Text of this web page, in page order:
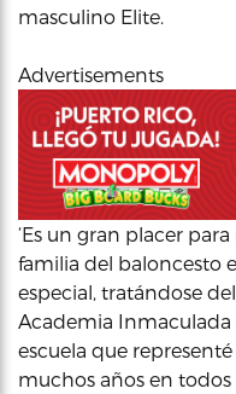
masculino Elite.
Advertisements
‘Es un gran placer
familia del baloncesto
especial, tratándose
Academia Inmaculada
escuela que
muchos años en todos